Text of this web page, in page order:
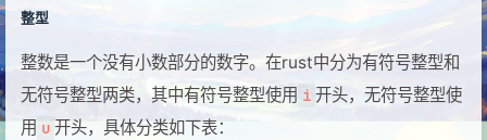
整型
整数是一个没有小数部分的数字。在rust中分为有符号整型和
无符号整型两类，其中有符号整型使用 i 开头，无符号整型使
用 u 开头，具体分类如下表：